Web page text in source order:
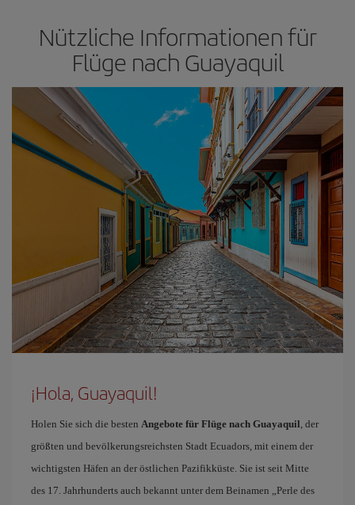
Nützliche Informationen für
Flüge nach Guayaquil
¡Hola, Guayaquil!
Holen Sie sich die besten Angebote für Flüge nach Guayaquil , der
größten und bevölkerungsreichsten Stadt Ecuadors, mit einem der
wichtigsten Häfen an der östlichen Pazifikküste. Sie ist seit Mitte
des 17. Jahrhunderts auch bekannt unter dem Beinamen „Perle des